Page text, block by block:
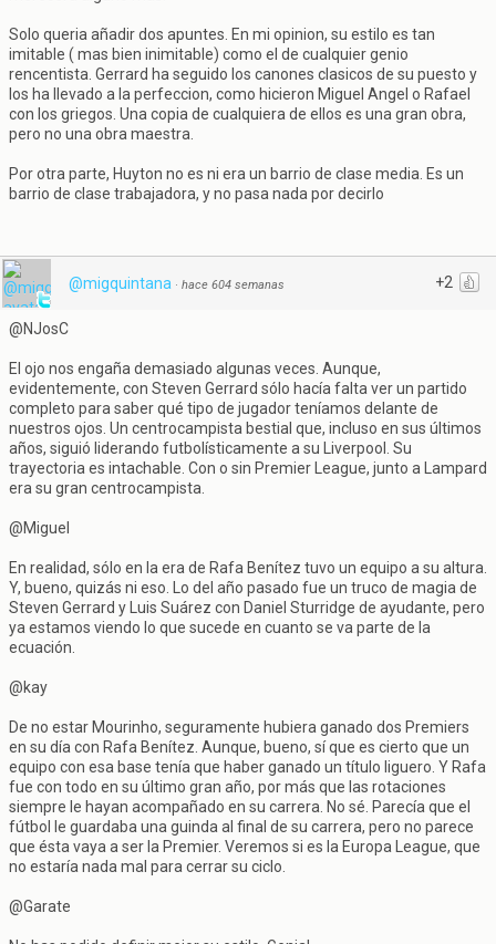
Solo queria añadir dos apuntes. En mi opinion, su estilo es tan
imitable ( mas bien inimitable) como el de cualquier genio
rencentista. Gerrard ha seguido los canones clasicos de su puesto y
los ha llevado a la perfeccion, como hicieron Miguel Angel o Rafael
con los griegos. Una copia de cualquiera de ellos es una gran obra,
pero no una obra maestra.
Por otra parte, Huyton no es ni era un barrio de clase media. Es un
barrio de clase trabajadora, y no pasa nada por decirlo
+2
@migquintana · hace 604 semanas
@NJosC
El ojo nos engaña demasiado algunas veces. Aunque,
evidentemente, con Steven Gerrard sólo hacía falta ver un partido
completo para saber qué tipo de jugador teníamos delante de
nuestros ojos. Un centrocampista bestial que, incluso en sus últimos
años, siguió liderando futbolísticamente a su Liverpool. Su
trayectoria es intachable. Con o sin Premier League, junto a Lampard
era su gran centrocampista.
@Miguel
En realidad, sólo en la era de Rafa Benítez tuvo un equipo a su altura.
Y, bueno, quizás ni eso. Lo del año pasado fue un truco de magia de
Steven Gerrard y Luis Suárez con Daniel Sturridge de ayudante, pero
ya estamos viendo lo que sucede en cuanto se va parte de la
ecuación.
@kay
De no estar Mourinho, seguramente hubiera ganado dos Premiers
en su día con Rafa Benítez. Aunque, bueno, sí que es cierto que un
equipo con esa base tenía que haber ganado un título liguero. Y Rafa
fue con todo en su último gran año, por más que las rotaciones
siempre le hayan acompañado en su carrera. No sé. Parecía que el
fútbol le guardaba una guinda al final de su carrera, pero no parece
que ésta vaya a ser la Premier. Veremos si es la Europa League, que
no estaría nada mal para cerrar su ciclo.
@Garate